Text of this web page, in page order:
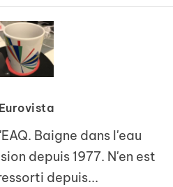
Eurovista
Baigne dans l'eau
depuis 1977. N'en est
depuis...